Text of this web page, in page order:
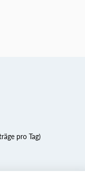
pro Tag)